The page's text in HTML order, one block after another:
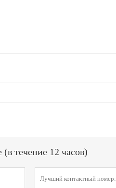
течение 12 часов)